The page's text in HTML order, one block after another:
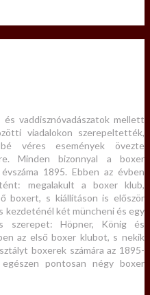
vaddisznóvadászatok mellett
viadalokon szerepeltették,
véres események övezte
Minden bizonnyal a boxer
1895. Ebben az évben
megalakult a boxer klub,
boxert, s kiállításon is először
kezdeténél két müncheni és egy
szerepet: Höpner, König és
az első boxer klubot, s nekik
boxerek számára az 1895-
pontosan négy boxer